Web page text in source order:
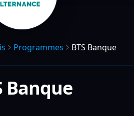
Programmes BTS Banque
Banque